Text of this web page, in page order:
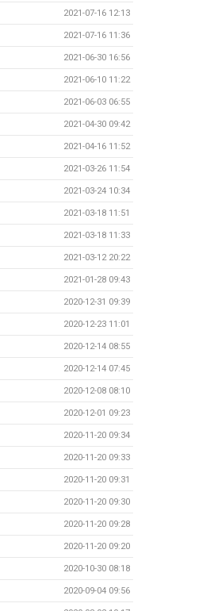
2021-07-16 12:13
2021-07-16 11:36
2021-06-30 16:56
2021-06-10 11:22
2021-06-03 06:55
2021-04-30 09:42
2021-04-16 11:52
2021-03-26 11:54
2021-03-24 10:34
2021-03-18 11:51
2021-03-18 11:33
2021-03-12 20:22
2021-01-28 09:43
2020-12-31 09:39
2020-12-23 11:01
2020-12-14 08:55
2020-12-14 07:45
2020-12-08 08:10
2020-12-01 09:23
2020-11-20 09:34
2020-11-20 09:33
2020-11-20 09:31
2020-11-20 09:30
2020-11-20 09:28
2020-11-20 09:20
2020-10-30 08:18
2020-09-04 09:56